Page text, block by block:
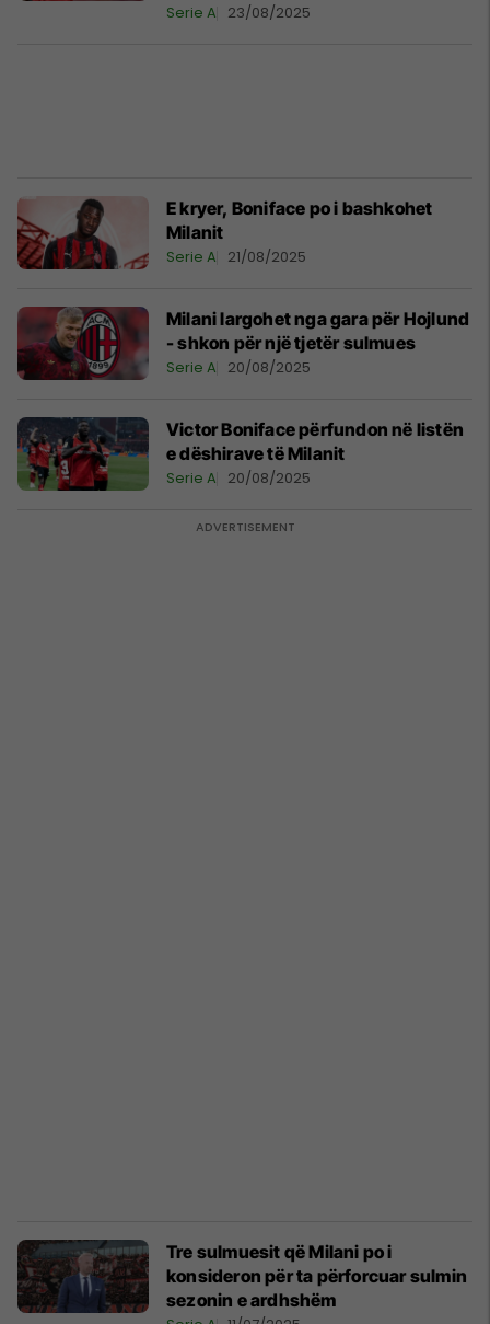
Serie A 23/08/2025
E kryer, Boniface po i bashkohet
Milanit
Serie A 21/08/2025
Milani largohet nga gara për Hojlund
- shkon për një tjetër sulmues
Serie A 20/08/2025
Victor Boniface përfundon në listën
e dëshirave të Milanit
Serie A 20/08/2025
Tre sulmuesit që Milani po i
konsideron për ta përforcuar sulmin
sezonin e ardhshëm